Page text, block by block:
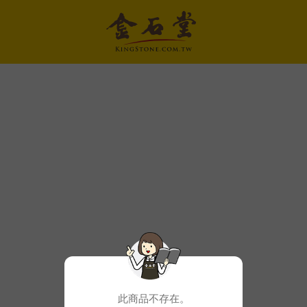
此商品不存在。